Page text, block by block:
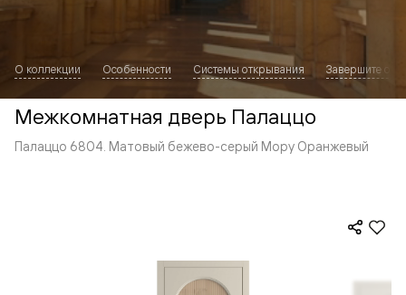
О коллекции Особенности Системы открывания Завершите
Межкомнатная дверь Палаццо
Палаццо 6804. Матовый бежево-серый Мору Оранжевый